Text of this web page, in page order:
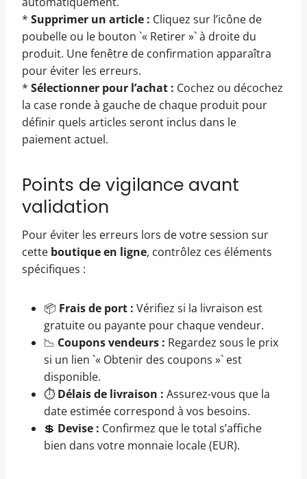
* Supprimer un article : Cliquez sur l’icône de
poubelle ou le bouton `« Retirer »` à droite du
produit. Une fenêtre de confirmation apparaîtra
pour éviter les erreurs.
* Sélectionner pour l’achat : Cochez ou décochez
la case ronde à gauche de chaque produit pour
définir quels articles seront inclus dans le
paiement actuel.
Points de vigilance avant
validation
Pour éviter les erreurs lors de votre session sur
cette boutique en ligne, contrôlez ces éléments
spécifiques :
📦 Frais de port : Vérifiez si la livraison est
gratuite ou payante pour chaque vendeur.
📉 Coupons vendeurs : Regardez sous le prix
si un lien `« Obtenir des coupons »` est
disponible.
⏱️ Délais de livraison : Assurez-vous que la
date estimée correspond à vos besoins.
💲 Devise : Confirmez que le total s’affiche
bien dans votre monnaie locale (EUR).